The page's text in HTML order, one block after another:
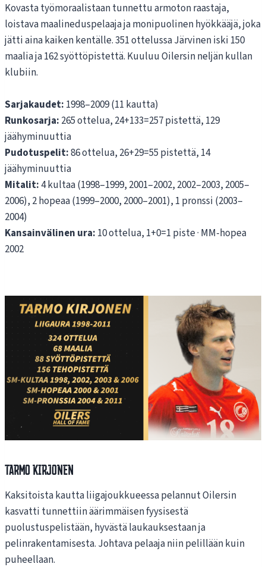
Kovasta työmoraalistaan tunnettu armoton raastaja,
loistava maalineduspelaaja ja monipuolinen hyökkääjä, joka
jätti aina kaiken kentälle. 351 ottelussa Järvinen iski 150
maalia ja 162 syöttöpistettä. Kuuluu Oilersin neljän kullan
klubiin.
Sarjakaudet: 1998–2009 (11 kautta)
Runkosarja: 265 ottelua, 24+133=257 pistettä, 129
jäähyminuuttia
Pudotuspelit:86 ottelua, 26+29=55 pistettä, 14
jäähyminuuttia
Mitalit:4 kultaa (1998–1999, 2001–2002, 2002–2003, 2005–
2006), 2 hopeaa (1999–2000, 2000–2001), 1 pronssi (2003–
2004)
Kansainvälinen ura: 10 ottelua, 1+0=1 piste · MM-hopea
2002
Tarmo Kirjonen
Kaksitoista kautta liigajoukkueessa pelannut Oilersin
kasvatti tunnettiin äärimmäisen fyysisestä
puolustuspelistään, hyvästä laukauksestaan ja
pelinrakentamisesta. Johtava pelaaja niin pelillään kuin
puheellaan.